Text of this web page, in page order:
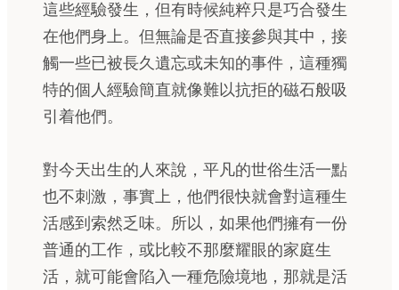
這些經驗發生，但有時候純粹只是巧合發生
在他們身上。但無論是否直接參與其中，接
觸一些已被長久遺忘或未知的事件，這種獨
特的個人經驗簡直就像難以抗拒的磁石般吸
引着他們。
對今天出生的人來說，平凡的世俗生活一點
也不刺激，事實上，他們很快就會對這種生
活感到索然乏味。所以，如果他們擁有一份
普通的工作，或比較不那麼耀眼的家庭生
活，就可能會陷入一種危險境地，那就是活